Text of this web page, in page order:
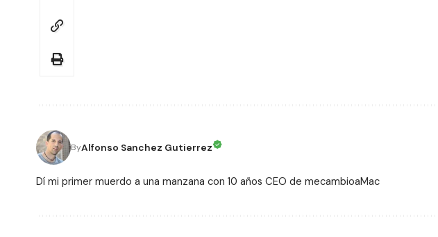
ByAlfonso Sanchez Gutierrez
Dí mi primer muerdo a una manzana con 10 años CEO de mecambioaMac